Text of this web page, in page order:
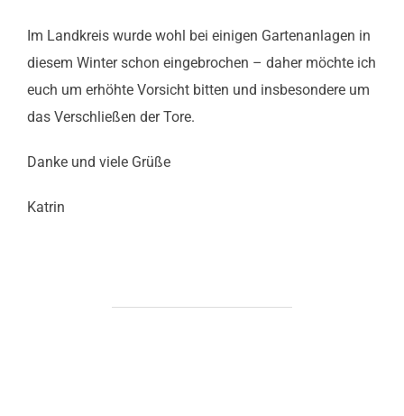
Im Landkreis wurde wohl bei einigen Gartenanlagen in
diesem Winter schon eingebrochen – daher möchte ich
euch um erhöhte Vorsicht bitten und insbesondere um
das Verschließen der Tore.
Danke und viele Grüße
Katrin